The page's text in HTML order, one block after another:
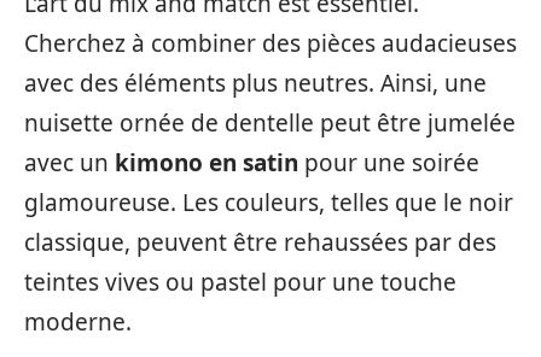
Cherchez à combiner des pièces audacieuses
avec des éléments plus neutres. Ainsi, une
nuisette ornée de dentelle peut être jumelée
avec un kimono en satin pour une soirée
glamoureuse. Les couleurs, telles que le noir
classique, peuvent être rehaussées par des
teintes vives ou pastel pour une touche
moderne.